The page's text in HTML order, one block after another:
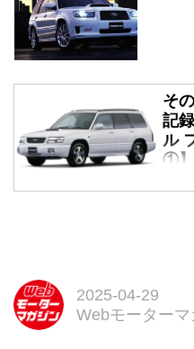
そ
記
ル
①】
2025-04-29
Webモーター